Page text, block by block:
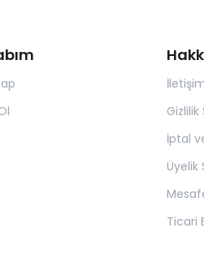
İptal
Üyelik
Ticari